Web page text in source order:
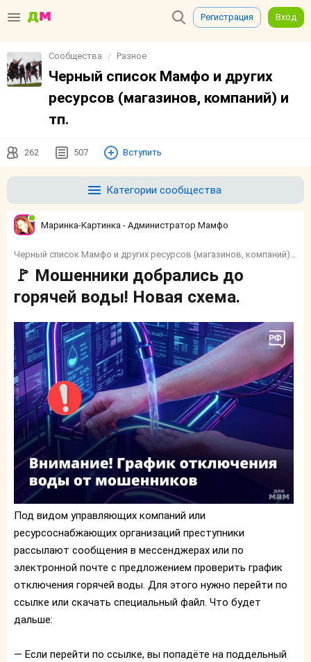
Регистрация Вход
Сообщества Разное
Черный список Мамфо и других
ресурсов (магазинов, компаний) и
тп.
262 507 Вступить
Категории сообщества
Маринка-Картинка - Администратор Мамфо
Черный список Мамфо и других ресурсов (магазинов, компаний) и тп.
🚩 Мошенники добрались до
горячей воды! Новая схема.
Под видом управляющих компаний или
ресурсоснабжающих организаций преступники
рассылают сообщения в мессенджерах или по
электронной почте с предложением проверить график
отключения горячей воды. Для этого нужно перейти по
ссылке или скачать специальный файл. Что будет
дальше:
— Если перейти по ссылке, вы попадёте на поддельный